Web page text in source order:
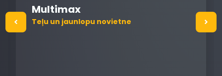
Multimax
Teļu un jaunlopu novietne